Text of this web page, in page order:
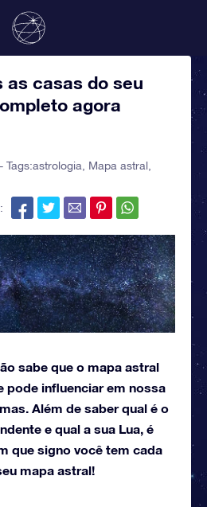
as casas do seu
agora
Tags:astrologia Mapa astral
sabe que o mapa astral
pode influenciar em nossa
Além de saber qual é o
e qual a sua Lua, é
que signo você tem cada
mapa astral!